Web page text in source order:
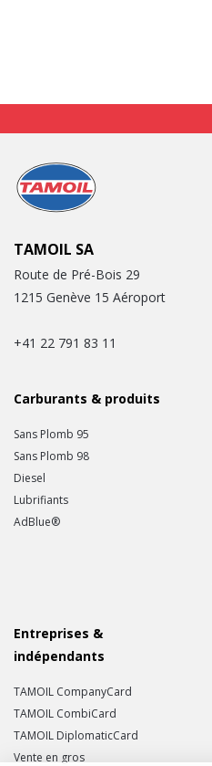
TAMOIL SA
Route de Pré-Bois 29
1215 Genève 15 Aéroport
+41 22 791 83 11
Carburants & produits
Sans Plomb 95
Sans Plomb 98
Diesel
Lubrifiants
AdBlue®
Entreprises &
indépendants
TAMOIL CompanyCard
TAMOIL CombiCard
TAMOIL DiplomaticCard
Vente en gros